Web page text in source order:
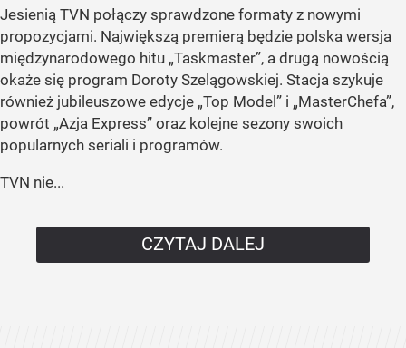
Jesienią TVN połączy sprawdzone formaty z nowymi
propozycjami. Największą premierą będzie polska wersja
międzynarodowego hitu „Taskmaster”, a drugą nowością
okaże się program Doroty Szelągowskiej. Stacja szykuje
również jubileuszowe edycje „Top Model” i „MasterChefa”,
powrót „Azja Express” oraz kolejne sezony swoich
popularnych seriali i programów.
TVN nie...
CZYTAJ DALEJ